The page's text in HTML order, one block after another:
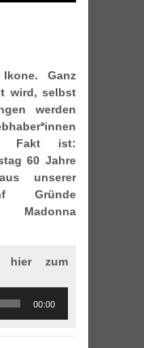
Ganz
wird, selbst
werden
Fakt ist:
60 Jahre
unserer
Gründe
Madonna
hier zum
00:00